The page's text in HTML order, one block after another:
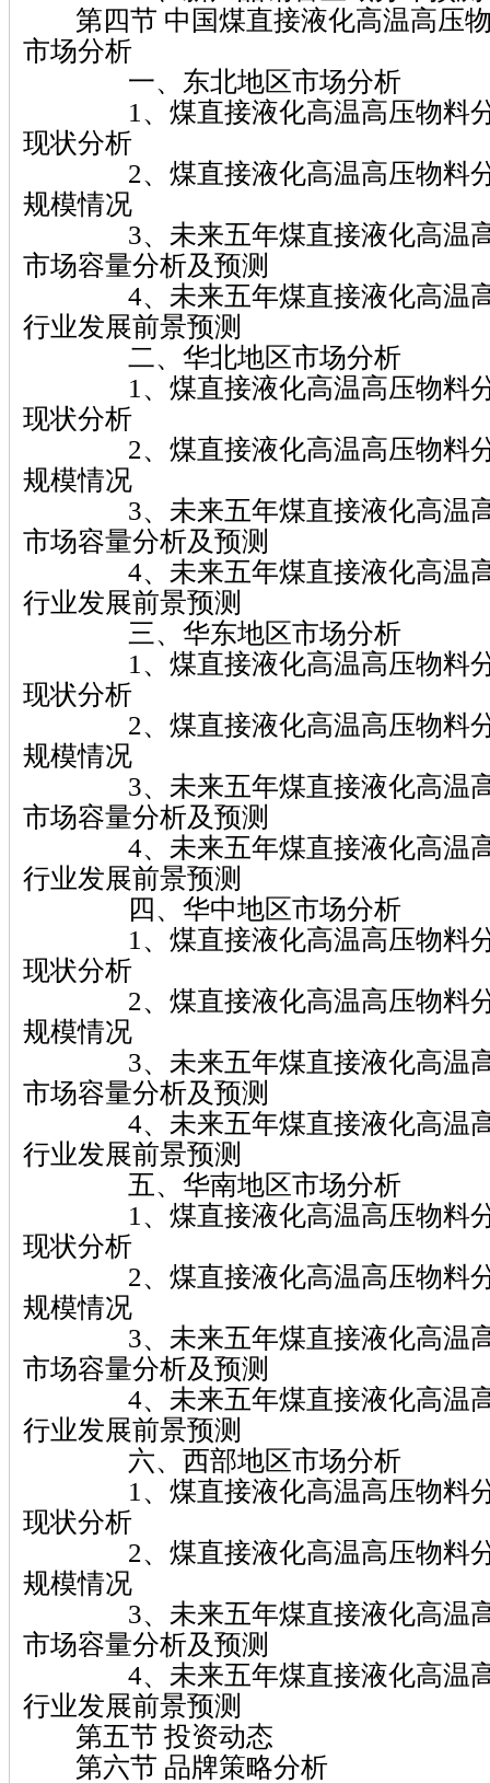
第四节 中国煤直接液化高温高压
市场分析
一、东北地区市场分析
1、煤直接液化高温高压物料分
现状分析
2、煤直接液化高温高压物料分
规模情况
3、未来五年煤直接液化高温高
市场容量分析及预测
4、未来五年煤直接液化高温高
行业发展前景预测
二、华北地区市场分析
1、煤直接液化高温高压物料分
现状分析
2、煤直接液化高温高压物料分
规模情况
3、未来五年煤直接液化高温高
市场容量分析及预测
4、未来五年煤直接液化高温高
行业发展前景预测
三、华东地区市场分析
1、煤直接液化高温高压物料分
现状分析
2、煤直接液化高温高压物料分
规模情况
3、未来五年煤直接液化高温高
市场容量分析及预测
4、未来五年煤直接液化高温高
行业发展前景预测
四、华中地区市场分析
1、煤直接液化高温高压物料分
现状分析
2、煤直接液化高温高压物料分
规模情况
3、未来五年煤直接液化高温高
市场容量分析及预测
4、未来五年煤直接液化高温高
行业发展前景预测
五、华南地区市场分析
1、煤直接液化高温高压物料分
现状分析
2、煤直接液化高温高压物料分
规模情况
3、未来五年煤直接液化高温高
市场容量分析及预测
4、未来五年煤直接液化高温高
行业发展前景预测
六、西部地区市场分析
1、煤直接液化高温高压物料分
现状分析
2、煤直接液化高温高压物料分
规模情况
3、未来五年煤直接液化高温高
市场容量分析及预测
4、未来五年煤直接液化高温高
行业发展前景预测
第五节 投资动态
第六节 品牌策略分析